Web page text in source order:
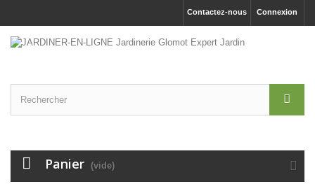
Connexion
Contactez-nous
Panier (vide)